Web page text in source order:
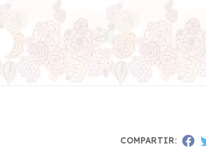
COMPARTIR: